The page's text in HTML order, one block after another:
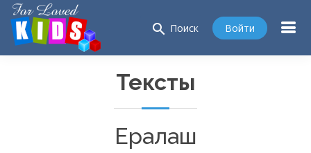
search Поиск Войти
Тексты
Ералаш